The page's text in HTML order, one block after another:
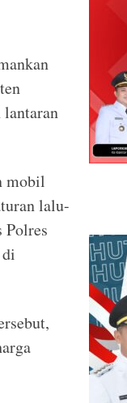
mobil
lalu-
Polres